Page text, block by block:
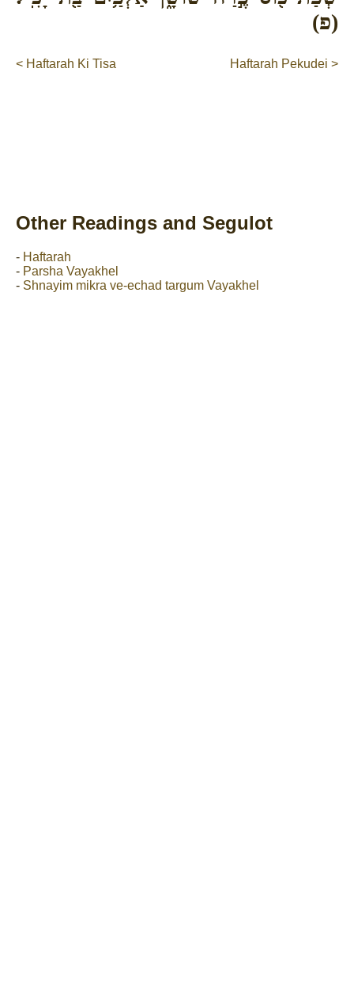
(פ)
< Haftarah Ki Tisa Haftarah Pekudei >
Other Readings and Segulot
- Haftarah
- Parsha Vayakhel
- Shnayim mikra ve-echad targum Vayakhel